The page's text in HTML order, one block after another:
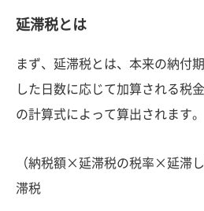
延滞税とは
まず、延滞税とは、本来の納付
した日数に応じて加算される税
の計算式によって算出されます。
（納税額×延滞税の税率×延滞
滞税